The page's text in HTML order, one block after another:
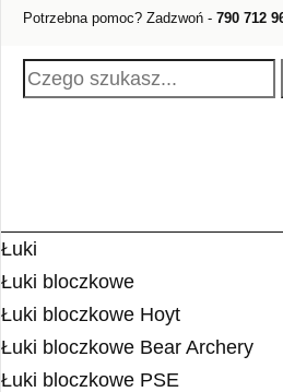
Potrzebna pomoc? Zadzwoń - 790 712
Łuki
Łuki bloczkowe
Łuki bloczkowe Hoyt
Łuki bloczkowe Bear Archery
Łuki bloczkowe PSE